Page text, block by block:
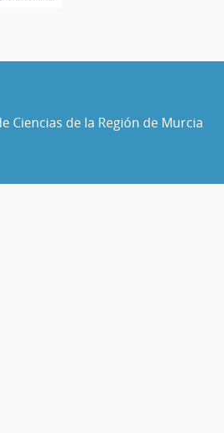
Ciencias de la Región de Murcia